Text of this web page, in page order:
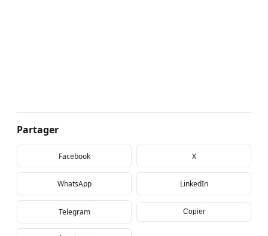
Partager
Facebook X
WhatsApp LinkedIn
Telegram Copier